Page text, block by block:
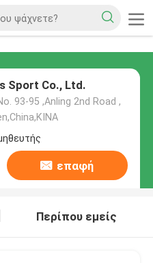
Sport Co., Ltd.
93-95 ,Anling 2nd Road ,
επαφή
Περίπου εμείς